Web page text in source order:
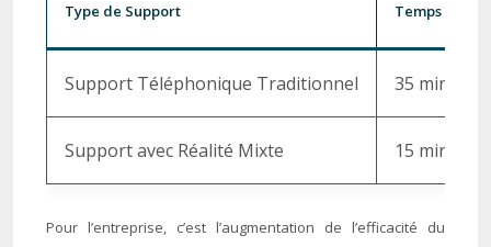
Type de Support Temps de
Support Téléphonique Traditionnel 35 minutes
Support avec Réalité Mixte 15 minutes
Pour l’entreprise, c’est l’augmentation de l’efficacité du